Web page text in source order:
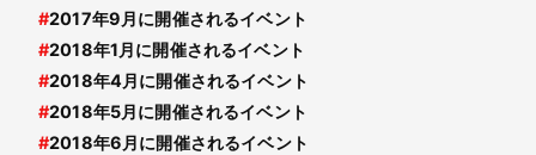
#2017年9月に開催されるイベント
#2018年1月に開催されるイベント
#2018年4月に開催されるイベント
#2018年5月に開催されるイベント
#2018年6月に開催されるイベント